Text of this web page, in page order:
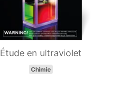
Étude en ultraviolet
Chimie